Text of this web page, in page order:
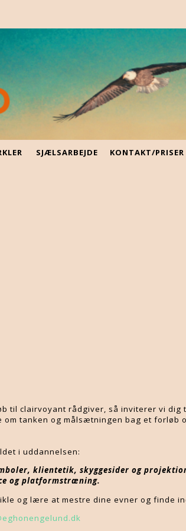
SJÆLSARBEJDE KONTAKT/PRISER
til clairvoyant rådgiver, så inviterer vi dig
tanken og målsætningen bag et forløb
i uddannelsen:
klientetik, skyggesider og
og platformstræning.
og lære at mestre dine evner og finde